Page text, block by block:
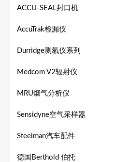
ACCU-SEAL封口机
AccuTrak检漏仪
Durridge测氡仪系列
Medcom V2辐射仪
MRU烟气分析仪
Sensidyne空气采样器
Steelman汽车配件
德国Berthold 伯托